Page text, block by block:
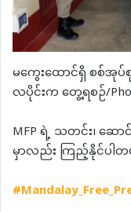
မကွေးထောင်ရှိ စစ်အု
လပိုင်းက တွေ့ရစဉ်/
MFP ရဲ့ သတင်း၊ ဆ
မှာလည်း ကြည့်နိုင်ပါ